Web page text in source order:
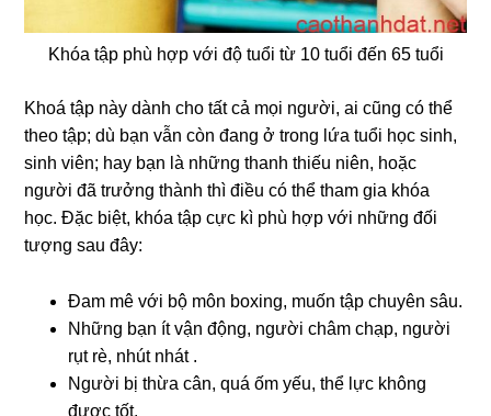
Khóa tập phù hợp với độ tuổi từ 10 tuổi đến 65 tuổi
Khoá tập này dành cho tất cả mọi người, ai cũng có thể
theo tập; dù bạn vẫn còn đang ở trong lứa tuổi học sinh,
sinh viên; hay bạn là những thanh thiếu niên, hoặc
người đã trưởng thành thì điều có thể tham gia khóa
học. Đặc biệt, khóa tập cực kì phù hợp với những đối
tượng sau đây:
Đam mê với bộ môn boxing, muốn tập chuyên sâu.
Những bạn ít vận động, người châm chạp, người
rụt rè, nhút nhát .
Người bị thừa cân, quá ốm yếu, thể lực không
được tốt.